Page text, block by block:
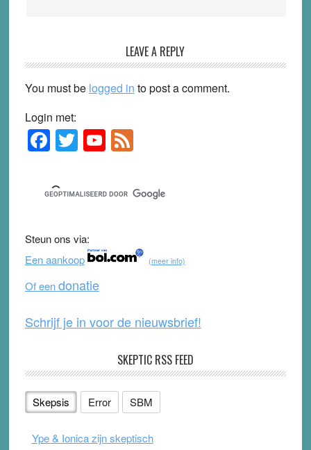
LEAVE A REPLY
You must be logged in to post a comment.
Login met:
Primary
Sidebar
F
a
c
e
b
o
o
k
T
wi
tt
er
Y
o
u
T
b
e
F
e
d
Steun ons via:
Een aankoop
(meer info)
Of eendonatie
Schrijf je in voor de nieuwsbrief!
SKEPTIC RSS FEED
Skepsis Error SBM
Ype & Ionica zijn skeptisch